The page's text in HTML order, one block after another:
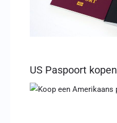
US Paspoort kopen